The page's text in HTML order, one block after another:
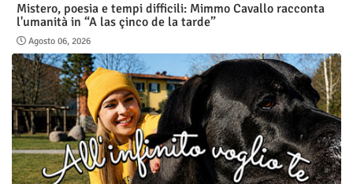
Mistero, poesia e tempi difficili: Mimmo Cavallo racconta
l'umanità in “A las çinco de la tarde”
Agosto 06, 2026